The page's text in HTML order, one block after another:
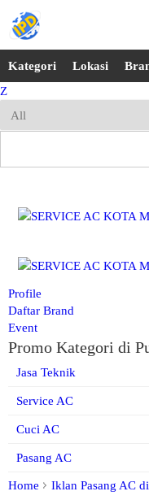
Kategori Lokasi
Z
Profile
Daftar Brand
Event
Promo Kategori di
Jasa Teknik
Service AC
Cuci AC
Pasang AC
Home
Iklan Pasang AC